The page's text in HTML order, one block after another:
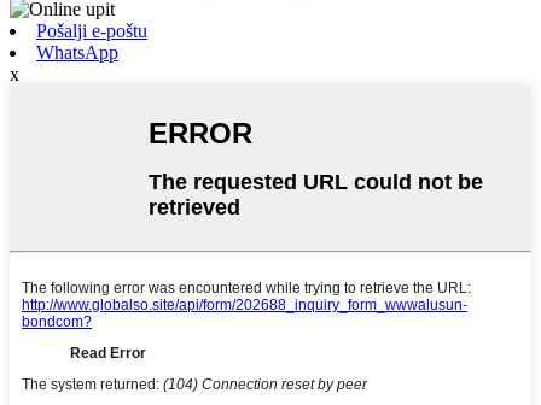
Pošalji e-poštu
WhatsApp
x